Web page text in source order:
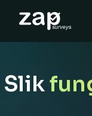
NO
Slik